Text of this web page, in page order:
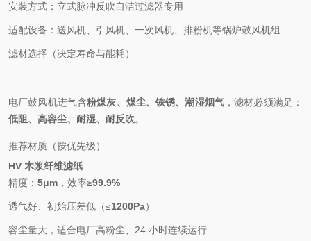
安装方式：立式脉冲反吹自洁过滤器专用
适配设备：送风机、引风机、一次风机、排粉机等锅炉鼓风机组
滤材选择（决定寿命与能耗）
电厂鼓风机进气含粉煤灰、煤尘、铁锈、潮湿烟气 ，滤材必须满足：
低阻、高容尘、耐湿、耐反吹。
推荐材质（按优先级）
HV 木浆纤维滤纸
精度： 5μm ，效率≥99.9%
透气好、初始压差低（≤1200Pa）
容尘量大，适合电厂高粉尘、24 小时连续运行